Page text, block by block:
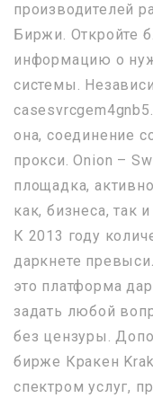
производителей
Биржи. Откройте
информацию о
системы.
она, соединение
прокси. Onion –
площадка,
как, бизнеса, так
К 2013 году
даркнете
это платформа
задать любой
без цензуры.
бирже Кракен
спектром услуг,